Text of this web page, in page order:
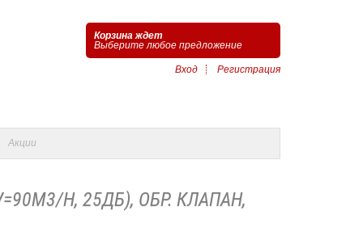
Корзина ждет
Выберите любое предложение
Вход Регистрация
Акции
H, 25ДБ), ОБР. КЛАПАН,